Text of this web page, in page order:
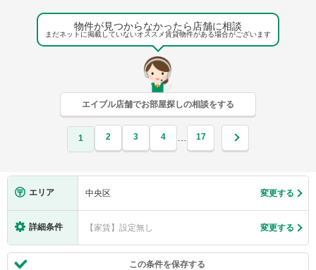
物件が見つからなかったら店舗に相談
まだネットに掲載していないオススメ賃貸物件がある場合がございます
エイブル店舗でお部屋探しの相談をする
1 2 3 4 … 17
エリア 中央区 変更する
詳細条件 【家賃】設定無し 変更する
この条件を保存する